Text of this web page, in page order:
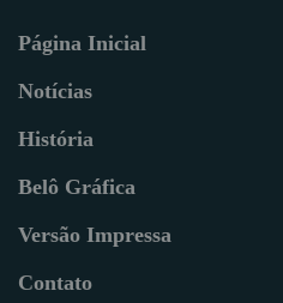
Página Inicial
Notícias
História
Belô Gráfica
Versão Impressa
Contato